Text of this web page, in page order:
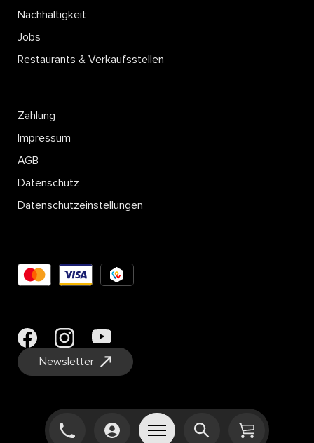
Nachhaltigkeit
Jobs
Restaurants & Verkaufsstellen
Zahlung
Impressum
AGB
Datenschutz
Datenschutzeinstellungen
Newsletter